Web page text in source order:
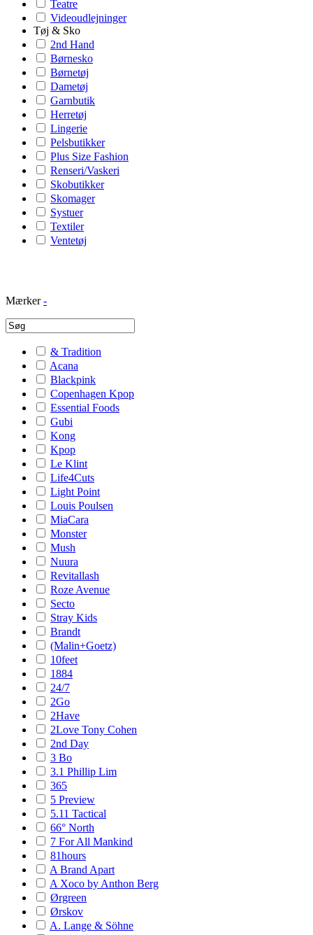
Teatre
Videoudlejninger
Tøj & Sko
2nd Hand
Børnesko
Børnetøj
Dametøj
Garnbutik
Herretøj
Lingerie
Pelsbutikker
Plus Size Fashion
Renseri/Vaskeri
Skobutikker
Skomager
Systuer
Textiler
Ventetøj
Mærker -
& Tradition
Acana
Blackpink
Copenhagen Kpop
Essential Foods
Gubi
Kong
Kpop
Le Klint
Life4Cuts
Light Point
Louis Poulsen
MiaCara
Monster
Mush
Nuura
Revitallash
Roze Avenue
Secto
Stray Kids
Brandt
(Malin+Goetz)
10feet
1884
24/7
2Go
2Have
2Love Tony Cohen
2nd Day
3 Bo
3.1 Phillip Lim
365
5 Preview
5.11 Tactical
66° North
7 For All Mankind
81hours
A Brand Apart
A Xoco by Anthon Berg
Ørgreen
Ørskov
A. Lange & Söhne